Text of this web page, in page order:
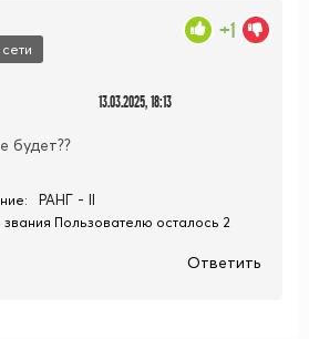
13.03.2025, 18:13
будет??
+1
РАНГ - II
Пользователю осталось 2
Ответить